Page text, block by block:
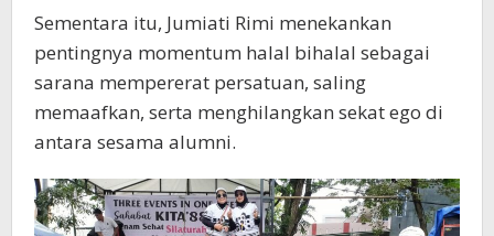
Sementara itu, Jumiati Rimi menekankan
pentingnya momentum halal bihalal sebagai
sarana mempererat persatuan, saling
memaafkan, serta menghilangkan sekat ego di
antara sesama alumni.